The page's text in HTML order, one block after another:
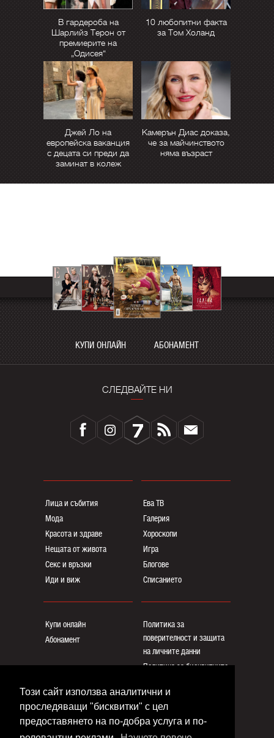
Този сайт използва аналитични и
проследяващи "бисквитки" с цел
предоставянето на по-добра услуга и по-
В гардероба на
Шарлийз Терон от
премиерите на
„Одисея“
10 любопитни факта
за Том Холанд
Джей Ло на
европейска ваканция
с децата си преди да
заминат в колеж
Камерън Диас доказа,
че за майчинството
няма възраст
КУПИ ОНЛАЙН АБОНАМЕНТ
СЛЕДВАЙТЕ НИ
Лица и събития
Мода
Красота и здраве
Нещата от живота
Секс и връзки
Иди и виж
Ева ТВ
Галерия
Хороскопи
Игра
Блогoве
Списанието
Купи онлайн
Абонамент
Политика за
поверителност и защита
на личните данни
Политика за бисквитките
Общи условия
Контакти